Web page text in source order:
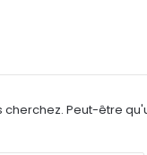
Peut-être